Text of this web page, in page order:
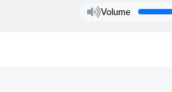
Volume